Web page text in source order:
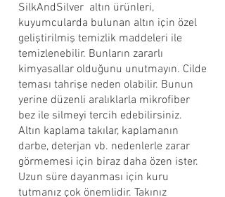
SilkAndSilver altın ürünleri,
kuyumcularda bulunan altın için özel
geliştirilmiş temizlik maddeleri ile
temizlenebilir. Bunların zararlı
kimyasallar olduğunu unutmayın. Cilde
teması tahrişe neden olabilir. Bunun
yerine düzenli aralıklarla mikrofiber
bez ile silmeyi tercih edebilirsiniz.
Altın kaplama takılar, kaplamanın
darbe, deterjan vb. nedenlerle zarar
görmemesi için biraz daha özen ister.
Uzun süre dayanması için kuru
tutmanız çok önemlidir. Takınız